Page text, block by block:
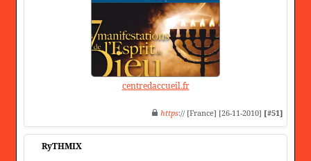
centredaccueil.fr
https:// [France] [26-11-2010] [#51]
RyTHMIX